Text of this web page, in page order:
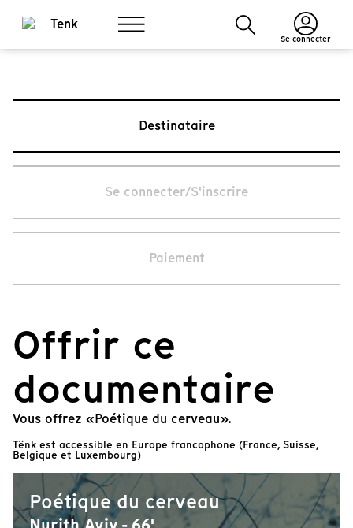
Se connecter
Destinataire
Se connecter/S'inscrire
Paiement
Offrir ce
documentaire
Vous offrez «Poétique du cerveau».
Tënk est accessible en Europe francophone (France, Suisse,
Belgique et Luxembourg)
Poétique du cerveau